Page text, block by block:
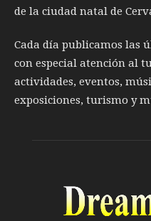
de la ciudad natal de
Cada día publicamos las
con especial atención al
actividades, eventos,
exposiciones, turismo y